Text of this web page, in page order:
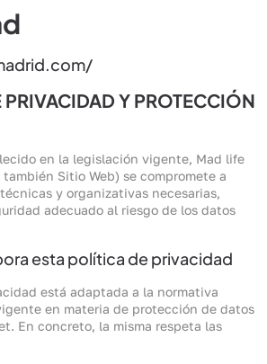
Y PROTECCIÓN
en la legislación vigente, Mad life
Sitio Web) se compromete a
y organizativas necesarias,
adecuado al riesgo de los datos
esta política de privacidad
está adaptada a la normativa
en materia de protección de datos
En concreto, la misma respeta las